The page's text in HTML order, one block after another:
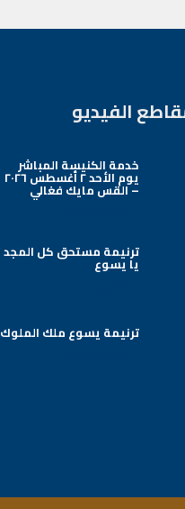
الفيديو
خدمة الكنيسة المباشر
يوم الأحد ٢ أغسطس ٢٠٢٦
– القس مايك فغالي
ترنيمة مستحق كل المجد
يا يسوع
ترنيمة يسوع ملك الملوك